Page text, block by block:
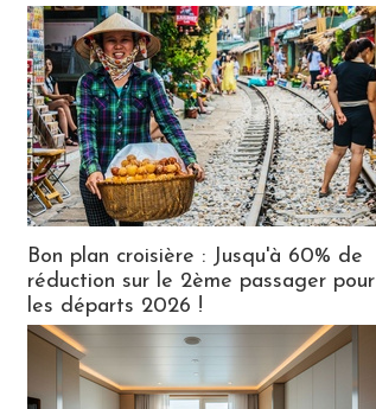
Bon plan croisière : Jusqu'à 60% de
réduction sur le 2ème passager pour
les départs 2026 !